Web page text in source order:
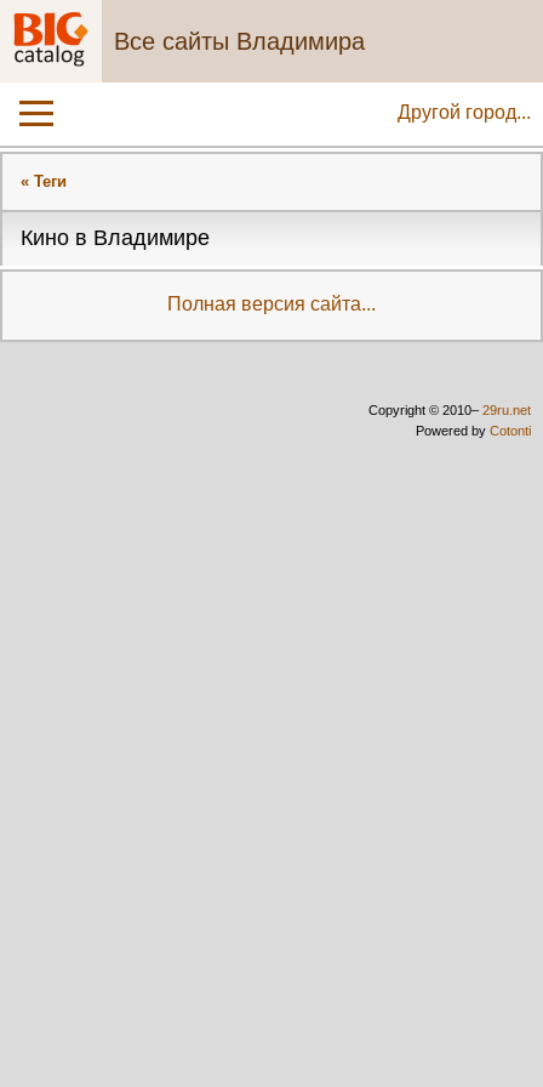
Все сайты Владимира
Другой город...
« Теги
Кино в Владимире
Полная версия сайта...
Copyright © 2010– 29ru.net
Powered by Cotonti